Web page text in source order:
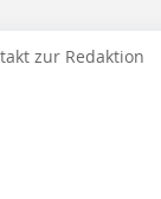
zur Redaktion